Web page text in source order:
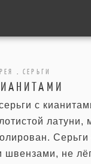
. СЕРЬГИ
с
латуни,
швензами, не